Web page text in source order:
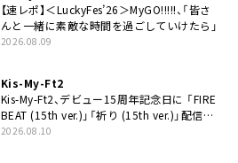
【速レポ】＜LuckyFes’26＞MyGO!!!!!、「皆さ
んと一緒に素敵な時間を過ごしていけたら」
2026.08.09
Kis-My-Ft2
Kis-My-Ft2、デビュー15周年記念日に 「FIRE
BEAT (15th ver.)」「祈り (15th ver.)」配信ス
タート
2026.08.10